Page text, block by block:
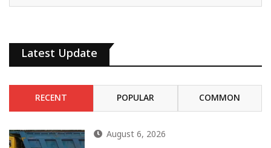
Latest Update
RECENT POPULAR COMMON
August 6, 2026